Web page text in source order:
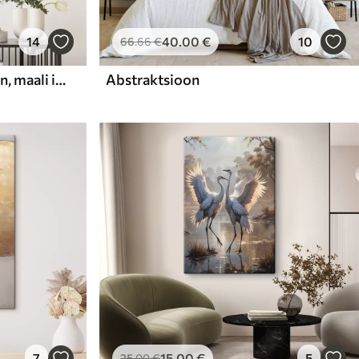
14
Abstraktne kompositsioon, maali imitatsioon
66.66€40.00€ 10
Abstraktsioon